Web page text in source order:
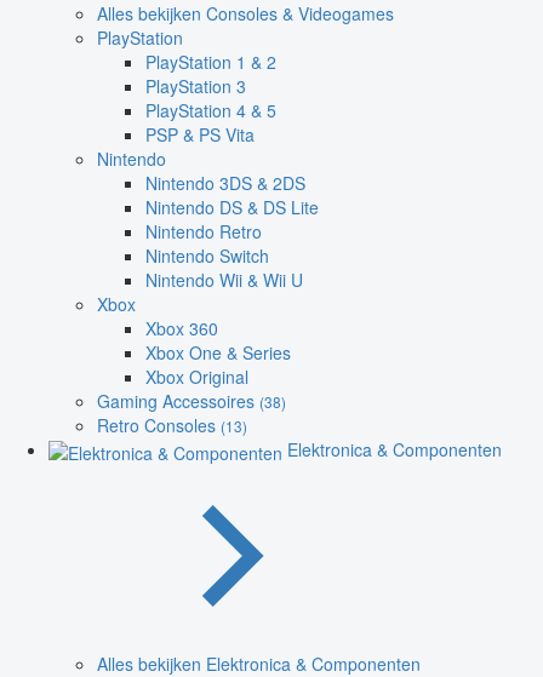
Alles bekijken Consoles & Videogames
PlayStation
PlayStation 1 & 2
PlayStation 3
PlayStation 4 & 5
PSP & PS Vita
Nintendo
Nintendo 3DS & 2DS
Nintendo DS & DS Lite
Nintendo Retro
Nintendo Switch
Nintendo Wii & Wii U
Xbox
Xbox 360
Xbox One & Series
Xbox Original
Gaming Accessoires (38)
Retro Consoles (13)
Elektronica & Componenten
Alles bekijken Elektronica & Componenten